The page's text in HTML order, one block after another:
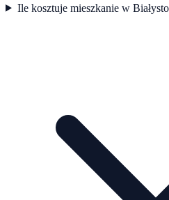
Ile kosztuje mieszkanie w